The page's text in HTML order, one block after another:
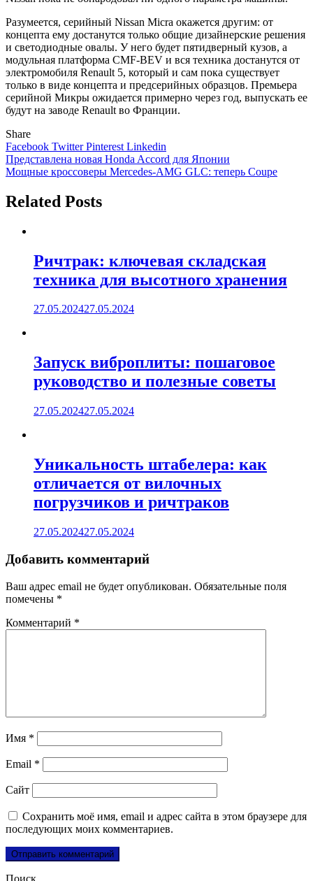
Разумеется, серийный Nissan Micra окажется другим: от
концепта ему достанутся только общие дизайнерские решения
и светодиодные овалы. У него будет пятидверный кузов, а
модульная платформа CMF-BEV и вся техника достанутся от
электромобиля Renault 5, который и сам пока существует
только в виде концепта и предсерийных образцов. Премьера
серийной Микры ожидается примерно через год, выпускать ее
будут на заводе Renault во Франции.
Share
Facebook TwitterPinterest Linkedin
Навигация
по
записям
Представлена новая Honda Accord для Японии
Мощные кроссоверы Mercedes-AMG GLC: теперь Coupe
Related Posts
Ричтрак: ключевая складская
техника для высотного хранения
27.05.202427.05.2024
Запуск виброплиты: пошаговое
руководство и полезные советы
27.05.202427.05.2024
Уникальность штабелера: как
отличается от вилочных
погрузчиков и ричтраков
27.05.202427.05.2024
Добавить комментарий
Ваш адрес email не будет опубликован. Обязательные поля
помечены *
Комментарий *
Имя *
Email *
Сайт
Сохранить моё имя, email и адрес сайта в этом браузере для
последующих моих комментариев.
Поиск